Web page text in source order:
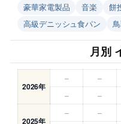
豪華家電製品
音楽 餅
高級デニッシュ食パン
月別
2026年
– –
–
–
2025年
– –